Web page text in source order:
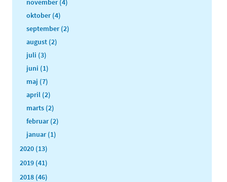
november (4)
oktober (4)
september (2)
august (2)
juli (3)
juni (1)
maj (7)
april (2)
marts (2)
februar (2)
januar (1)
2020 (13)
2019 (41)
2018 (46)